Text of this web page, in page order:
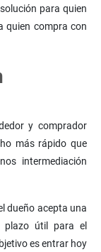
para quien
quien compra con
y comprador
más rápido que
intermediación
dueño acepta una
plazo útil para el
es entrar hoy